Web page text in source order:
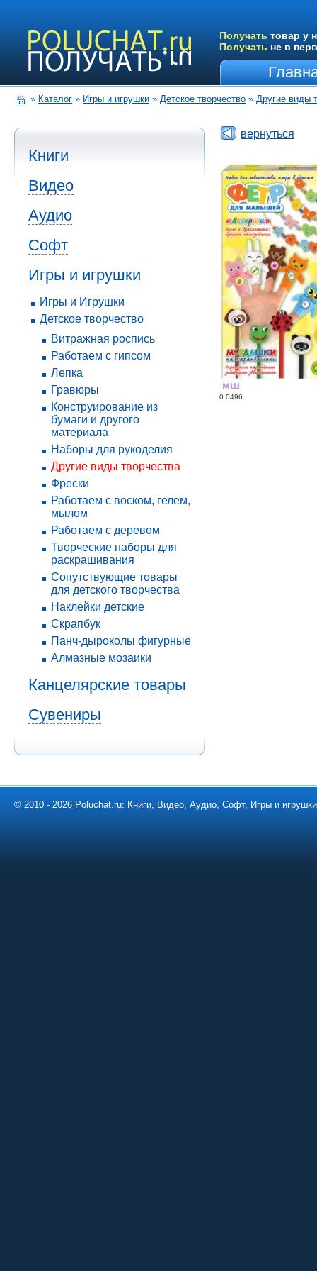
Получать товар у
Получать не в
» Каталог » Игры и игрушки » Детское творчество » Другие виды
Книги
Видео
Аудио
Софт
Игры и игрушки
Игры и Игрушки
Детское творчество
Витражная роспись
Работаем с гипсом
Лепка
Гравюры
Конструирование из
бумаги и другого
материала
Наборы для рукоделия
Другие виды творчества
Фрески
Работаем с воском, гелем,
мылом
Работаем с деревом
Творческие наборы для
раскрашивания
Сопутствующие товары
для детского творчества
Наклейки детские
Скрапбук
Панч-дыроколы фигурные
Алмазные мозаики
Канцелярские товары
Сувениры
вернуться
0.0496
© 2010 - 2026 Poluchat.ru: Книги, Видео, Аудио, Софт, Игры и